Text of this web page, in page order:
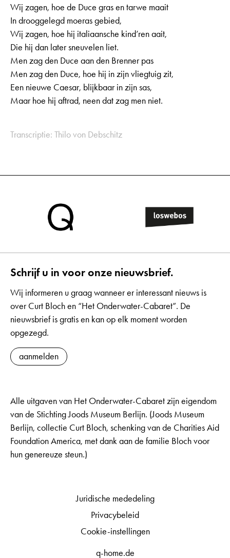
Wij zagen, hoe de Duce gras en tarwe maait
In drooggelegd moeras gebied,
Wij zagen, hoe hij italiaansche kind’ren aait,
Die hij dan later sneuvelen liet.
Men zag den Duce aan den Brenner pas
Men zag den Duce, hoe hij in zijn vliegtuig zit,
Een nieuwe Caesar, blijkbaar in zijn sas,
Maar hoe hij aftrad, neen dat zag men niet.
Transcriptie: Thilo von Debschitz
Schrijf u in voor onze nieuwsbrief.
Wij informeren u graag wanneer er interessant nieuws is
over Curt Bloch en “Het Onderwater-Cabaret”. De
nieuwsbrief is gratis en kan op elk moment worden
opgezegd.
aanmelden
Alle uitgaven van Het Onderwater-Cabaret zijn eigendom
van de Stichting Joods Museum Berlijn. (Joods Museum
Berlijn, collectie Curt Bloch, schenking van de Charities Aid
Foundation America, met dank aan de familie Bloch voor
hun genereuze steun.)
q-home.de
Juridische mededeling
Privacybeleid
Cookie-instellingen